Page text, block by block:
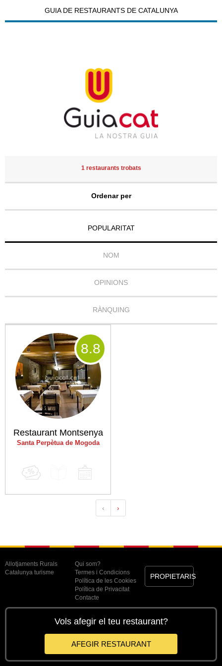
GUIA DE RESTAURANTS DE CATALUNYA
1 restaurants trobats
Ordenar per
POPULARITAT
NOM
OPINIONS
RÀNQUING
Restaurant Montsenya
Santa Perpètua de Mogoda
8.8
‹ ›
Allotjaments Rurals
Catalunya turisme
Qui som?
Termes i Condicions
Política de les Cookies
Política de Privacitat
Contacte
PROPIETARIS
Vols afegir el teu restaurant?
AFEGIR RESTAURANT